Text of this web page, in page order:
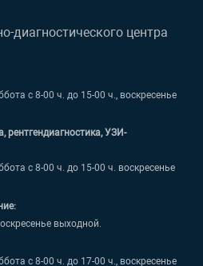
диагностического центра
с 8-00 ч. до 15-00 ч., воскресенье
рентгендиагностика, УЗИ-
с 8-00 ч. до 15-00 ч. воскресенье
выходной.
с 8-00 ч. до 17-00 ч., воскресенье